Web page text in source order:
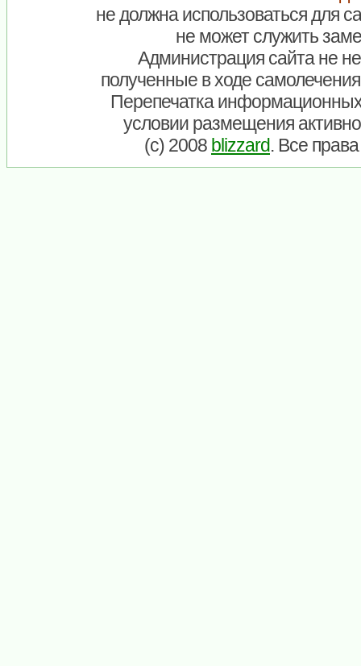
не должна использоваться для
не может служить
Администрация сайта не
полученные в ходе
Перепечатка
условии размещения
(c) 2008 blizzard. Все